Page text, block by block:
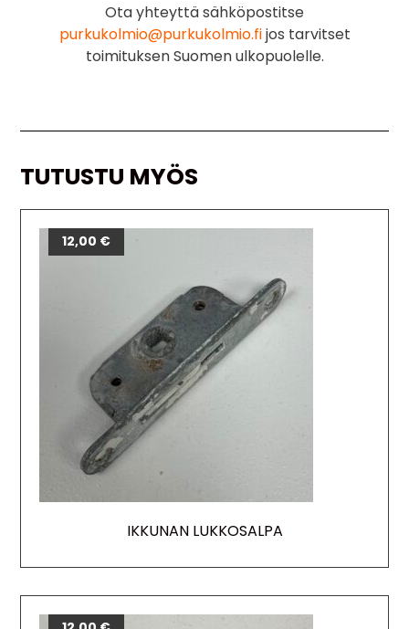
Ota yhteyttä sähköpostitse
purkukolmio@purkukolmio.fijos tarvitset
toimituksen Suomen ulkopuolelle.
TUTUSTU MYÖS
IKKUNAN LUKKOSALPA
12,00 €